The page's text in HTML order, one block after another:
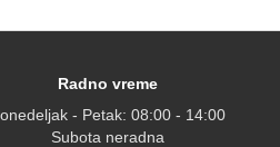
Radno vreme
- Petak: 08:00 - 14:00
Subota neradna